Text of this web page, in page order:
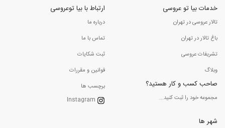
خدمات بیا تو عروسی
تالار عروسی در تهران
باغ تالار در تهران
تشریفات عروسی
وبلاگ
صاحب کسب و کار هستید؟
مجموعه خود را ثبت کنید...
ارتباط با بیا توعروسی
درباره ما
تماس با ما
ثبت شکایات
قوانین و مقررات
برچسب ها
Instagram
شهر ها